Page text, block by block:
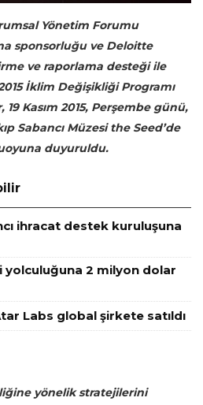
Yönetim Forumu
sponsorluğu ve Deloitte
ve raporlama desteği ile
İklim Değişikliği Programı
19 Kasım 2015, Perşembe günü,
Sabancı Müzesi the Seed’de
duyuruldu.
ihracat destek kuruluşuna
yolculuğuna 2 milyon dolar
Labs global şirkete satıldı
yönelik stratejilerini